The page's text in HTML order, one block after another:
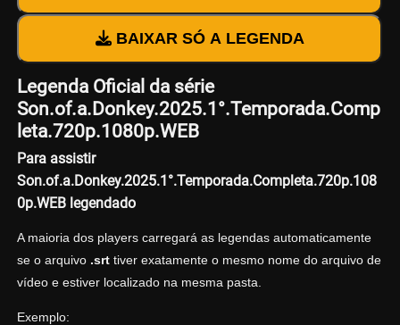
BAIXAR SÓ A LEGENDA
Legenda Oficial da série
Son.of.a.Donkey.2025.1°.Temporada.Comp
leta.720p.1080p.WEB
Para assistir
Son.of.a.Donkey.2025.1°.Temporada.Completa.720p.108
0p.WEB legendado
A maioria dos players carregará as legendas automaticamente
se o arquivo .srttiver exatamente o mesmo nome do arquivo de
vídeo e estiver localizado na mesma pasta.
Exemplo: